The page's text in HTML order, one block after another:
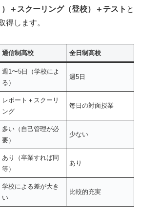
＋スクーリング（登校）＋テスト と
得します。
通信制高校 全日制高校
週1〜5日（学校によ
る）
週5日
レポート＋スクーリ
ング
毎日の対面授業
多い（自己管理が必
要）
少ない
あり（卒業すれば同
等）
あり
学校による差が大き
い
比較的充実